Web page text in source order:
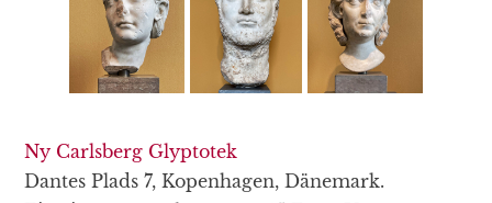
Ny Carlsberg Glyptotek
Dantes Plads 7, Kopenhagen, Dänemark.